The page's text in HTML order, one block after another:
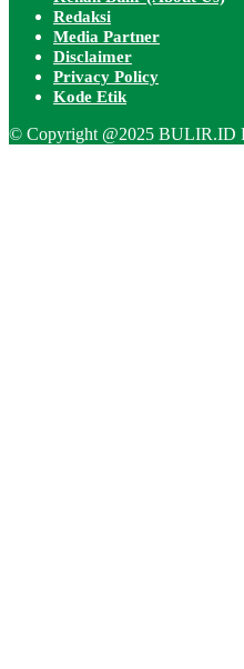
Redaksi
Media Partner
Disclaimer
Privacy Policy
Kode Etik
© Copyright @2025 BULIR.ID